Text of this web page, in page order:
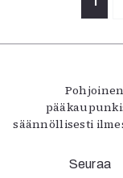
säännöllisesti
Seuraa